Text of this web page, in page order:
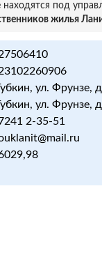
под
жилья
ул. Фрунзе,
ул. Фрунзе,
2-35-51